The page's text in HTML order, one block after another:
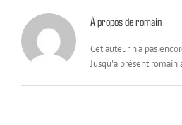
À propos deromain
Cet auteur n'a pas
Jusqu'à présent